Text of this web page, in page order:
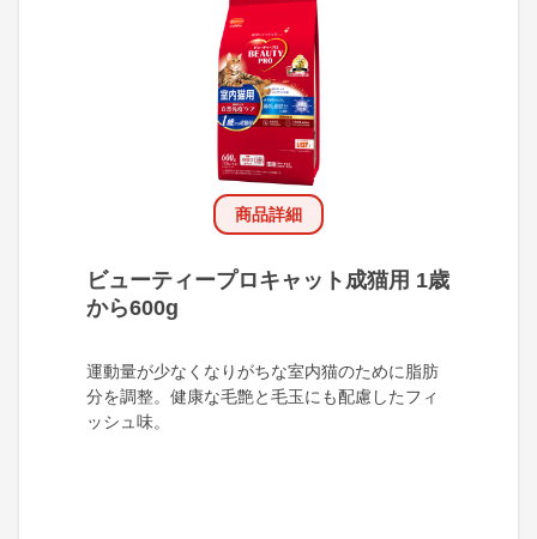
商品詳細
ビューティープロキャット成猫用 1歳
から600g
運動量が少なくなりがちな室内猫のために脂肪
分を調整。健康な毛艶と毛玉にも配慮したフィ
ッシュ味。